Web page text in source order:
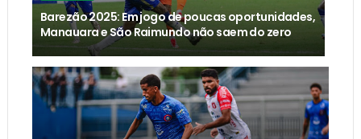
Barezão 2025: Em jogo de poucas oportunidades,
Manauara e São Raimundo não saem do zero